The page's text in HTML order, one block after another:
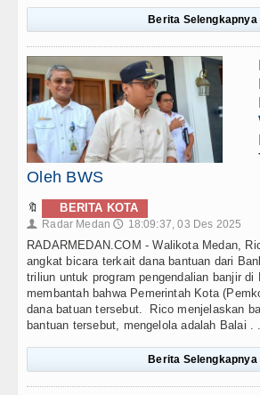
Berita Selengkapnya
Oleh BWS
🔖 BERITA KOTA
👤 Radar Medan 🕔 18:09:37, 03 Des 2025
RADARMEDAN.COM - Walikota Medan,
angkat bicara terkait dana bantuan dari
triliun untuk program pengendalian banjir di
membantah bahwa Pemerintah Kota
dana batuan tersebut. Rico menjelaskan
bantuan tersebut, mengelola adalah Balai .
Berita Selengkapnya